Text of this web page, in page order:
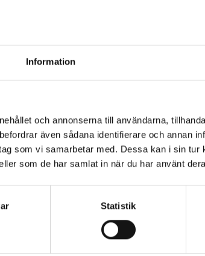
Information
och annonserna till användarna,
även sådana identifierare och annan
som vi samarbetar med. Dessa kan i sin tur
som de har samlat in när du har använt
Statistik